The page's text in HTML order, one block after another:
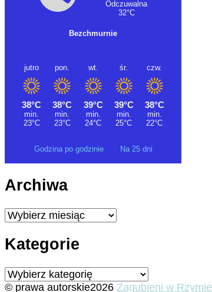
Godzina po godzinie Na 25 dni
Archiwa
Archiwa
Kategorie
Kategorie
© prawa autorskie2026 Zagubieni w Rzymie